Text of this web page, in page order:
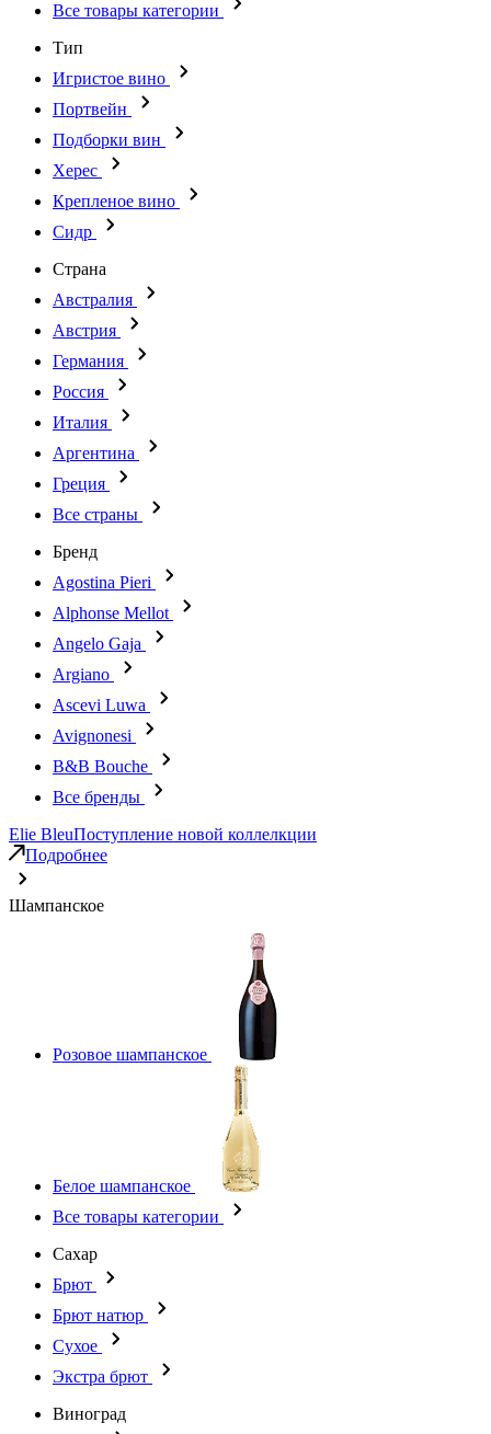
Все товары категории
Тип
Игристое вино
Портвейн
Подборки вин
Херес
Крепленое вино
Сидр
Страна
Австралия
Австрия
Германия
Россия
Италия
Аргентина
Греция
Все страны
Бренд
Agostina Pieri
Alphonse Mellot
Angelo Gaja
Argiano
Ascevi Luwa
Avignonesi
B&B Bouche
Все бренды
Elie BleuПоступление новой коллелкции
Подробнее
Шампанское
Розовое шампанское
Белое шампанское
Все товары категории
Сахар
Брют
Брют натюр
Сухое
Экстра брют
Виноград